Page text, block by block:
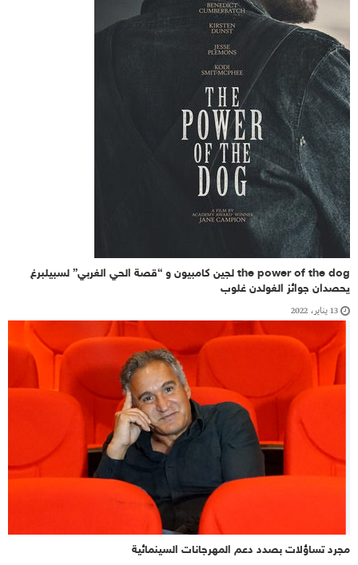
the power of the dog لجين كامبيون و “قصة الحي الغربي” لسبيلبرغ
يحصدان جوائز الغولدن غلوب
13 يناير، 2022
مجرد تساؤلات بصدد دعم المهرجانات السينمائية